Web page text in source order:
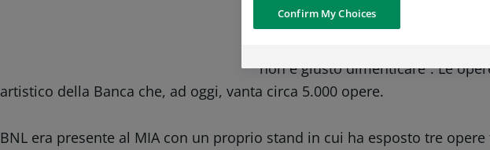
you well’, cantava Bob Dylan nel
liriche, commentano e legano le
non è giusto dimenticare”. Le
artistico della Banca che, ad oggi, vanta circa 5.000 opere.
BNL era presente al MIA con un proprio stand in cui ha esposto tre
Confirm My Choices